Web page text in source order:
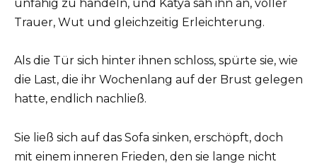
unfähig zu handeln, und Katya sah ihn an, voller
Trauer, Wut und gleichzeitig Erleichterung.
Als die Tür sich hinter ihnen schloss, spürte sie, wie
die Last, die ihr Wochenlang auf der Brust gelegen
hatte, endlich nachließ.
Sie ließ sich auf das Sofa sinken, erschöpft, doch
mit einem inneren Frieden, den sie lange nicht